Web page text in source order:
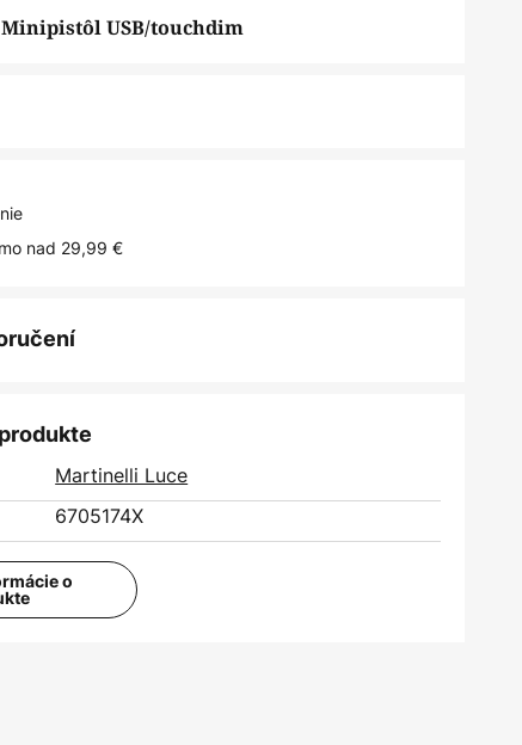
USB/touchdim
nad 29,99 €
Martinelli Luce
6705174X
o